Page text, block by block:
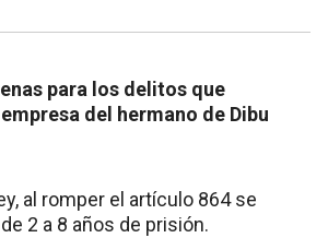
para los delitos que
del hermano de Dibu
al romper el artículo 864 se
2 a 8 años de prisión.